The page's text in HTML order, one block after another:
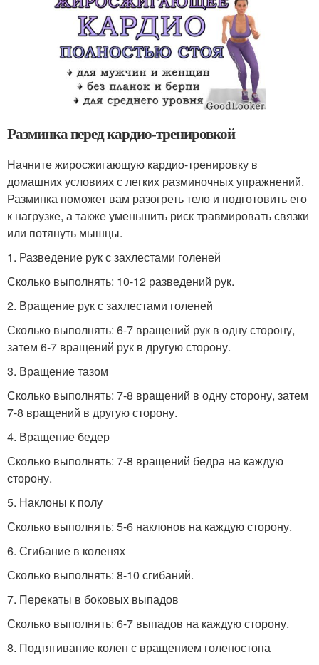
Разминка перед кардио-тренировкой
Начните жиросжигающую кардио-тренировку в
домашних условиях с легких разминочных упражнений.
Разминка поможет вам разогреть тело и подготовить его
к нагрузке, а также уменьшить риск травмировать связки
или потянуть мышцы.
1. Разведение рук с захлестами голеней
Сколько выполнять: 10-12 разведений рук.
2. Вращение рук с захлестами голеней
Сколько выполнять: 6-7 вращений рук в одну сторону,
затем 6-7 вращений рук в другую сторону.
3. Вращение тазом
Сколько выполнять: 7-8 вращений в одну сторону, затем
7-8 вращений в другую сторону.
4. Вращение бедер
Сколько выполнять: 7-8 вращений бедра на каждую
сторону.
5. Наклоны к полу
Сколько выполнять: 5-6 наклонов на каждую сторону.
6. Сгибание в коленях
Сколько выполнять: 8-10 сгибаний.
7. Перекаты в боковых выпадов
Сколько выполнять: 6-7 выпадов на каждую сторону.
8. Подтягивание колен с вращением голеностопа